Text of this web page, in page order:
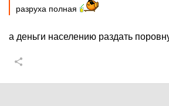
разруха полная
а деньги населению раздать